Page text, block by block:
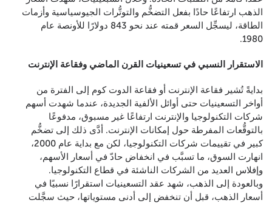
الذهب ارتفاعًا حادًا بفعل التضخُّم والتوتُّرات الجيوسياسية وأزمات
الطاقة، ليسجِّل السعر قمته عند نحو 843 دولارًا للأونصة عام
1980.
الاستقرار النسبي في تسعينيات القرن الماضي وفقاعة الإنترنت
بدايةً تُشير فقاعة الإنترنت أو فقاعة الدوت كوم إلى الفترة من
أواخر التسعينيات حتى أوائل الألفية الجديدة، عندما شهدت أسهم
شركات التكنولوجيا والإنترنت ارتفاعًا غير مسبوق، مدفوعًا
بالتوقُّعات المفرطة حول إمكانات الإنترنت. أدَّى ذلك إلى تضخُّم
كبير في تقييمات شركات التكنولوجيا، لكن مع بداية عام 2000،
انهارت السوق، ما تسبَّب في انخفاض حادّ في أسعار الأسهم،
وإفلاس العديد من الشركات الناشئة في قطاع التكنولوجيا.
وبالعودة إلى الذهب، شهد عقد التسعينيات استقرارًا نسبيًا في
أسعار الذهب، قبل أن تنخفض إلى أدنى مستوياتها، حيث سجَّلت